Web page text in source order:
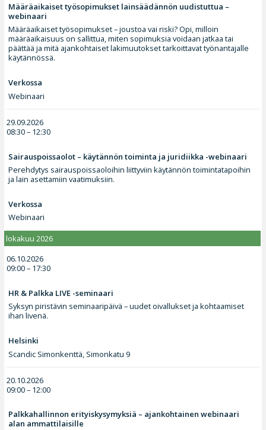
Määräaikaiset työsopimukset lainsäädännön uudistuttua –
webinaari
Määräaikaiset työsopimukset – joustoa vai riski? Opi, milloin
määräaikaisuus on sallittua, miten sopimuksia voidaan jatkaa tai
päättää ja mitä ajankohtaiset lakimuutokset tarkoittavat työnantajalle
käytännössä.
Verkossa
Webinaari
29.09.2026
08:30 – 12:30
Sairauspoissaolot – käytännön toiminta ja juridiikka -webinaari
Perehdytys sairauspoissaoloihin liittyviin käytännön toimintatapoihin
ja lain asettamiin vaatimuksiin.
Verkossa
Webinaari
lokakuu 2026
06.10.2026
09:00 – 17:30
HR & Palkka LIVE -seminaari
Syksyn piristävin seminaaripäivä – uudet oivallukset ja kohtaamiset
ihan livenä.
Helsinki
Scandic Simonkenttä, Simonkatu 9
20.10.2026
09:00 – 12:00
Palkkahallinnon erityiskysymyksiä – ajankohtainen webinaari
alan ammattilaisille